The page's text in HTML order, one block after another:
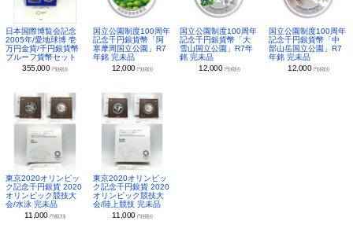
日本国際博覧会記念
2005年/愛地球博 壱
万円金貨/千円銀貨幣
プルーフ貨幣セット
355,000 円(税別)
国立公園制度100周年
記念千円銀貨幣「阿
寒摩周国立公園」R7
年銘 完未品
12,000 円(税別)
国立公園制度100周年
記念千円銀貨幣「大
雪山国立公園」R7年
銘 完未品
12,000 円(税別)
国立公園制度100周年
記念千円銀貨幣「中
部山岳国立公園」R7
年銘 完未品
12,000 円(税別)
東京2020オリンピッ
ク記念千円銀貨 2020
オリンピック競技大
会/水泳 完未品
11,000円(税別)
東京2020オリンピッ
ク記念千円銀貨 2020
オリンピック競技大
会/陸上競技 完未品
11,000 円(税別)